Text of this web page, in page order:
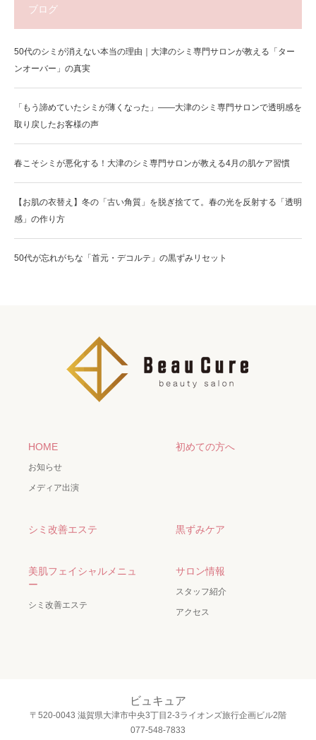
ブログ
50代のシミが消えない本当の理由｜大津のシミ専門サロンが教える「ター
ンオーバー」の真実
「もう諦めていたシミが薄くなった」——大津のシミ専門サロンで透明感を
取り戻したお客様の声
春こそシミが悪化する！大津のシミ専門サロンが教える4月の肌ケア習慣
【お肌の衣替え】冬の「古い角質」を脱ぎ捨てて。春の光を反射する「透明
感」の作り方
50代が忘れがちな「首元・デコルテ」の黒ずみリセット
HOME
お知らせ
メディア出演
初めての方へ
シミ改善エステ 黒ずみケア
美肌フェイシャルメニュ
ー
シミ改善エステ
サロン情報
スタッフ紹介
アクセス
ビュキュア
〒520-0043 滋賀県大津市中央3丁目2-3ライオンズ旅行企画ビル2階
077-548-7833